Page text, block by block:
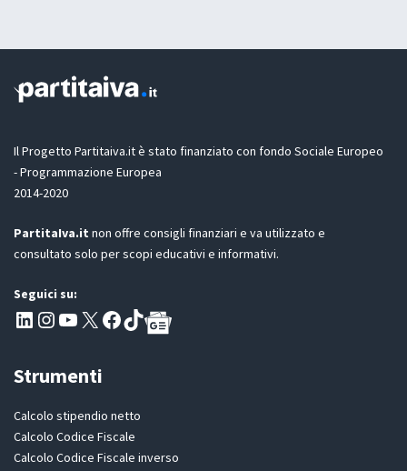
e
n
D
R
*
Il Progetto Partitaiva.it è stato finanziato con fondo Sociale Europeo
- Programmazione Europea
2014-2020
PartitaIva.it non offre consigli finanziari e va utilizzato e
consultato solo per scopi educativi e informativi.
Seguici su:
Pagina LinkedIn PartitaIva
Instagram
Canale YouTube Evoluzione - Partitaiva.it
X Segui PartitaIva su Facebook
TikTok
Strumenti
Calcolo stipendio netto
Calcolo Codice Fiscale
Calcolo Codice Fiscale inverso